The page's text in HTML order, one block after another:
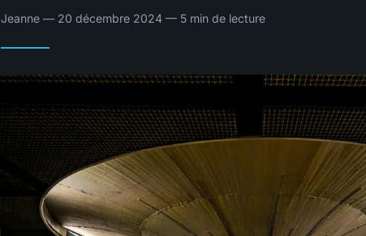
Jeanne — 20 décembre 2024 — 5 min de lecture